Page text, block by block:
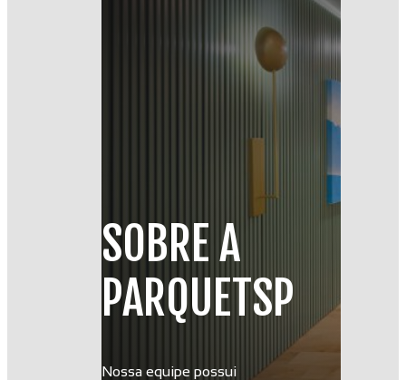
SOBRE A
PARQUETSP
Nossa equipe possui